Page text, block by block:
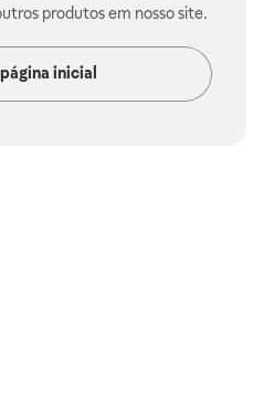
produtos em nosso site.
inicial